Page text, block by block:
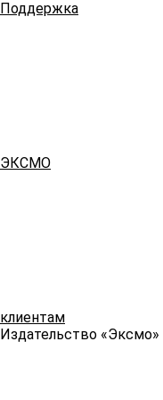
Поддержка
ЭКСМО
клиентам
Издательство «Эксмо»